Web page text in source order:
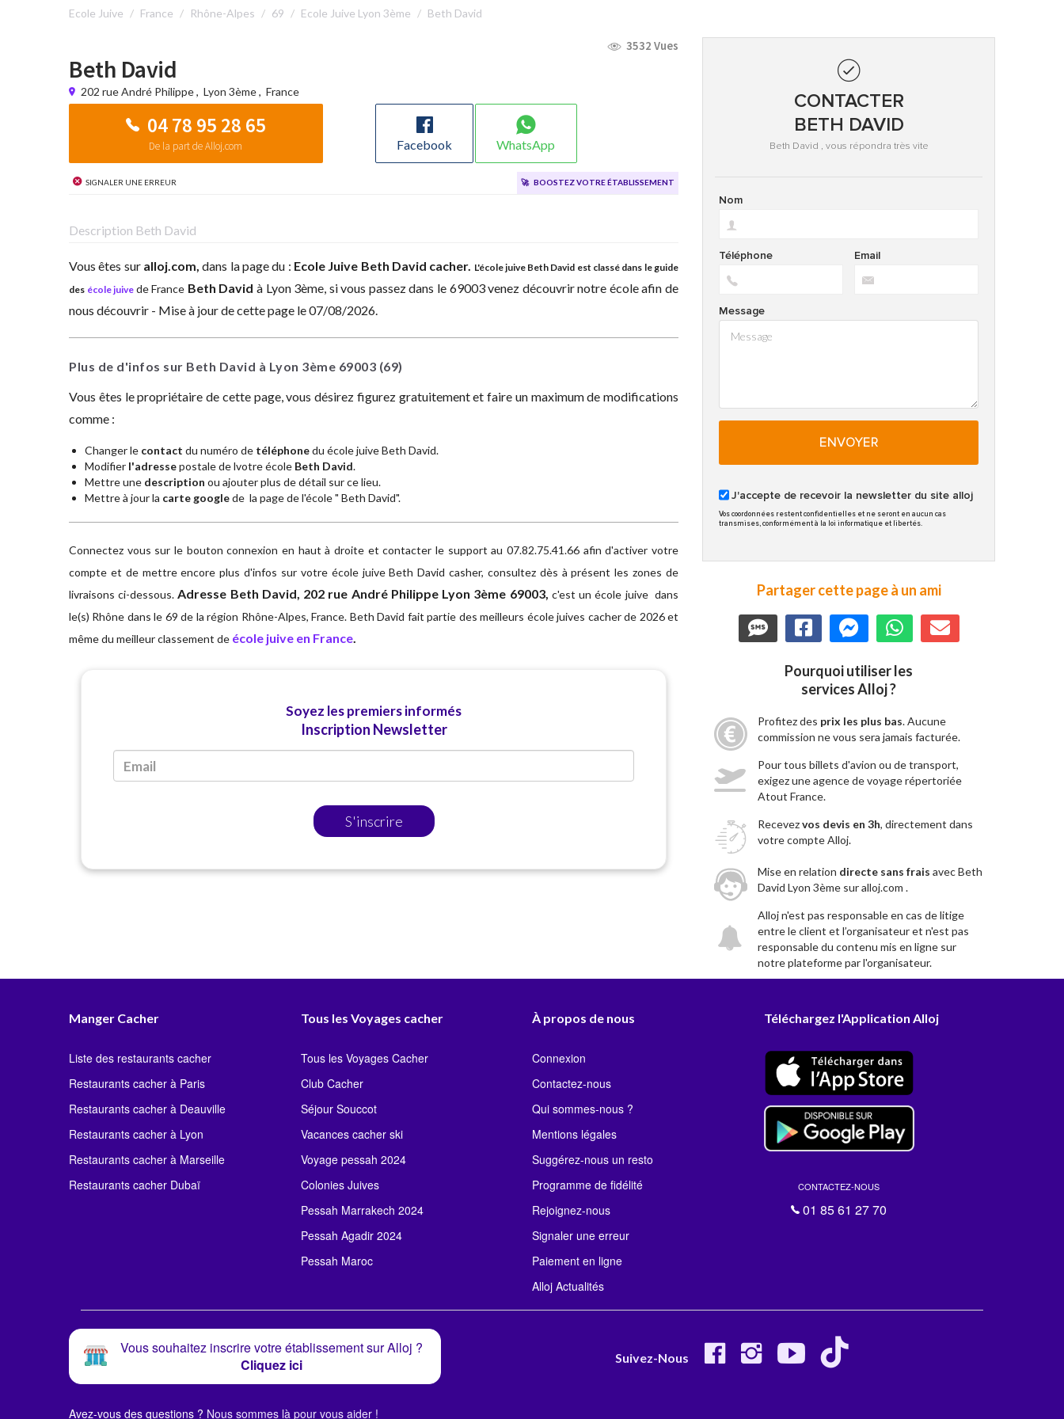
Ecole Juive France Rhône-Alpes 69 Ecole Juive Lyon 3ème Beth David
3532 Vues
Beth David
202 rue André Philippe, Lyon 3ème, France
04 78 95 28 65
De la part de Alloj.com Facebook WhatsApp
Signaler une erreur 🚀 Boostez votre établissement
Description Beth David
Vous êtes sur alloj.com,dans la page du : Ecole Juive Beth David cacher. L'école juive Beth David est classé dans le guide
des école juive de France Beth Davidà Lyon 3ème, si vous passez dans le 69003 venez découvrir notre école afin de
nous découvrir - Mise à jour de cette page le 07/08/2026.
Plus de d'infos sur Beth David à Lyon 3ème 69003 (69)
Vous êtes le propriétaire de cette page, vous désirez figurez gratuitement et faire un maximum de modifications
comme :
Changer le contact du numéro de téléphonedu école juive Beth David.
Modifier l'adressepostale de lvotre école Beth David.
Mettre une description ou ajouter plus de détail sur ce lieu.
Mettre à jour la carte googlede la page de l'école " Beth David".
Connectez vous sur le bouton connexion en haut à droite et contacter le support au 07.82.75.41.66 afin d'activer votre
compte et de mettre encore plus d'infos sur votre école juive Beth David casher, consultez dès à présent les zones de
livraisons ci-dessous.Adresse Beth David, 202 rue André Philippe Lyon 3ème 69003, c'est un école juive dans
le(s) Rhône dans le 69 de la région Rhône-Alpes, France. Beth David fait partie des meilleurs école juives cacher de 2026 et
même du meilleur classement de école juive en France.
Soyez les premiers informés
Inscription Newsletter
S'inscrire
CONTACTER
BETH DAVID
Beth David , vous répondra très vite
Nom
Email
Téléphone
Message
ENVOYER
J'accepte de recevoir la newsletter du site alloj
Vos coordonnées restent confidentielles et ne seront en aucun cas
transmises, conformément à la loi informatique et libertés.
Partager cette page à un ami
Pourquoi utiliser les
services Alloj ?
Profitez des prix les plus bas. Aucune
commission ne vous sera jamais facturée.
Pour tous billets d'avion ou de transport,
exigez une agence de voyage répertoriée
Atout France.
Recevezvos devis en 3h, directement dans
votre compte Alloj.
Mise en relation directe sans frais avec Beth
David Lyon 3ème sur alloj.com .
Alloj n'est pas responsable en cas de litige
entre le client et l’organisateur et n'est pas
responsable du contenu mis en ligne sur
notre plateforme par l'organisateur.
Manger Cacher
Liste des restaurants cacher
Restaurants cacher à Paris
Restaurants cacher à Deauville
Restaurants cacher à Lyon
Restaurants cacher à Marseille
Restaurants cacher Dubaï
Tous les Voyages cacher
Tous les Voyages Cacher
Club Cacher
Séjour Souccot
Vacances cacher ski
Voyage pessah 2024
Colonies Juives
Pessah Marrakech 2024
Pessah Agadir 2024
Pessah Maroc
À propos de nous
Connexion
Contactez-nous
Qui sommes-nous ?
Mentions légales
Suggérez-nous un resto
Programme de fidélité
Rejoignez-nous
Signaler une erreur
Paiement en ligne
Alloj Actualités
Téléchargez l'Application Alloj
CONTACTEZ-NOUS
01 85 61 27 70
Vous souhaitez inscrire votre établissement sur Alloj ?
Cliquez ici
Suivez-Nous
Avez-vous des questions ? Nous sommes là pour vous aider !